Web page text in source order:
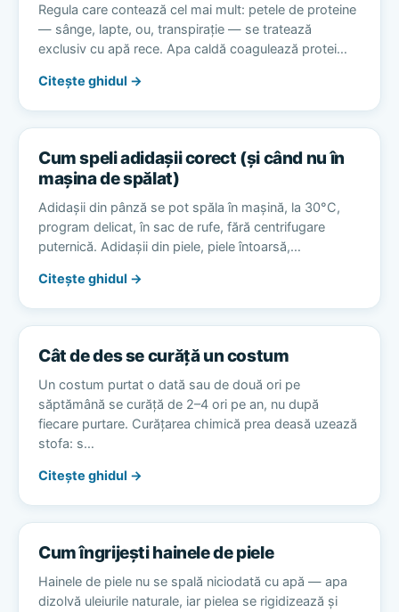
Regula care contează cel mai mult: petele de proteine
— sânge, lapte, ou, transpirație — se tratează
exclusiv cu apă rece. Apa caldă coagulează protei…
Citește ghidul →
Cum speli adidașii corect (și când nu în
mașina de spălat)
Adidașii din pânză se pot spăla în mașină, la 30°C,
program delicat, în sac de rufe, fără centrifugare
puternică. Adidașii din piele, piele întoarsă,…
Citește ghidul →
Cât de des se curăță un costum
Un costum purtat o dată sau de două ori pe
săptămână se curăță de 2–4 ori pe an, nu după
fiecare purtare. Curățarea chimică prea deasă uzează
stofa: s…
Citește ghidul →
Cum îngrijești hainele de piele
Hainele de piele nu se spală niciodată cu apă — apa
dizolvă uleiurile naturale, iar pielea se rigidizează și